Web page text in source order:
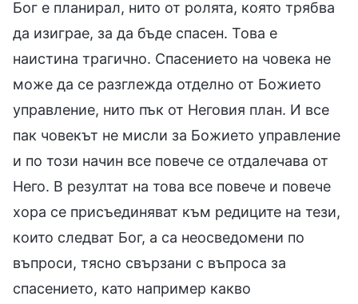
Бог е планирал, нито от ролята, която трябва
да изиграе, за да бъде спасен. Това е
наистина трагично. Спасението на човека не
може да се разглежда отделно от Божието
управление, нито пък от Неговия план. И все
пак човекът не мисли за Божието управление
и по този начин все повече се отдалечава от
Него. В резултат на това все повече и повече
хора се присъединяват към редиците на тези,
които следват Бог, а са неосведомени по
въпроси, тясно свързани с въпроса за
спасението, като например какво